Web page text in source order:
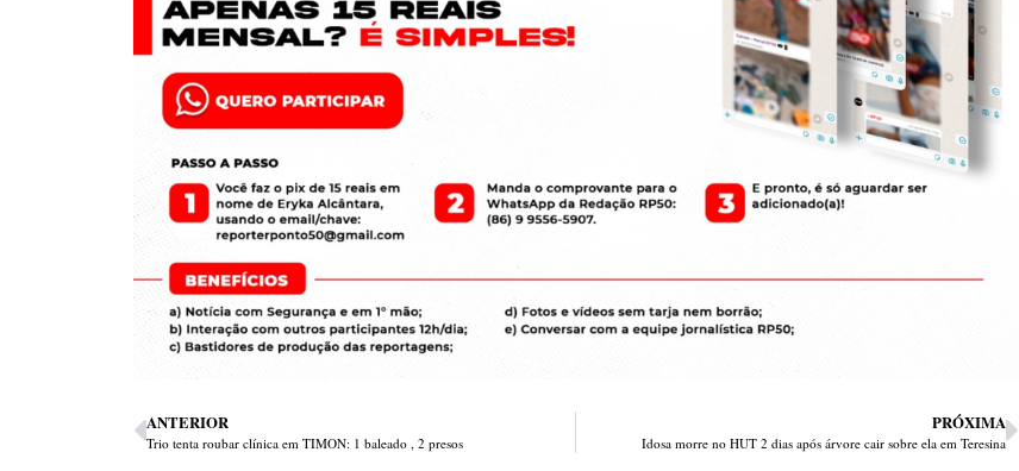
ANTERIOR
Trio tenta roubar clínica em TIMON: 1 baleado , 2 presos
PRÓXIMA
Idosa morre no HUT 2 dias após árvore cair sobre ela em Teresina